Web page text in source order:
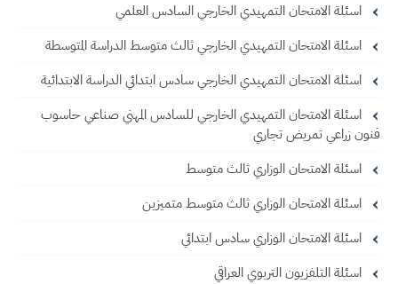
اسئلة الامتحان التمهيدي الخارجي السادس العلمي
اسئلة الامتحان التمهيدي الخارجي ثالث متوسط الدراسة المتوسطة
اسئلة الامتحان التمهيدي الخارجي سادس ابتدائي الدراسة الابتدائية
اسئلة الامتحان التمهيدي الخارجي للسادس المهني صناعي حاسوب
فنون زراعي تمريض تجاري
اسئلة الامتحان الوزاري ثالث متوسط
اسئلة الامتحان الوزاري ثالث متوسط متميزين
اسئلة الامتحان الوزاري سادس ابتدائي
اسئلة التلفزيون التربوي العراقي